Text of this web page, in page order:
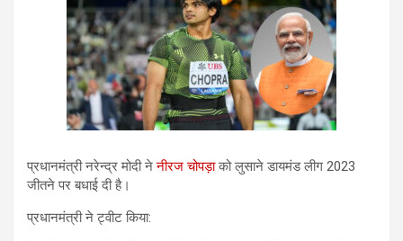
प्रधानमंत्री नरेन्द्र मोदी नेनीरज चोपड़ाको लुसाने डायमंड लीग 2023
जीतने पर बधाई दी है।
प्रधानमंत्री ने ट्वीट किया: